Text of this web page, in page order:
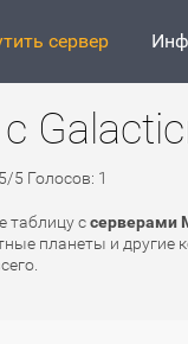
сервер
5/5 Голосов: 1
таблицу ссерверами
планеты и другие